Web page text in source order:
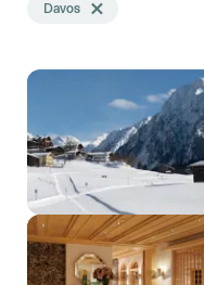
filtered
following
Davos Delete Davos tag